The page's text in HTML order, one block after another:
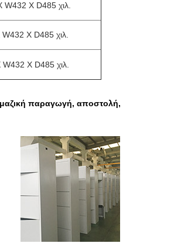
Χ D485 χιλ.
Χ D485 χιλ.
Χ D485 χιλ.
μαζική παραγωγή, αποστολή,